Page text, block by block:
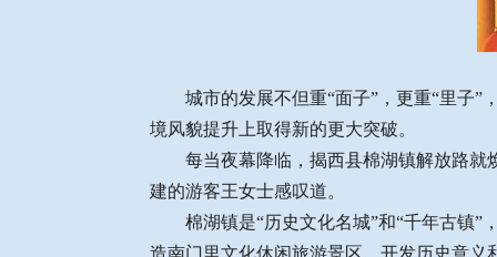
城市的发展不但重“面子”，更重“里子”
境风貌提升上取得新的更大突破。
每当夜幕降临，揭西县棉湖镇解放路就焕
建的游客王女士感叹道。
棉湖镇是“历史文化名城”和“千年古镇”
造南门里文化休闲旅游景区，开发历史意义